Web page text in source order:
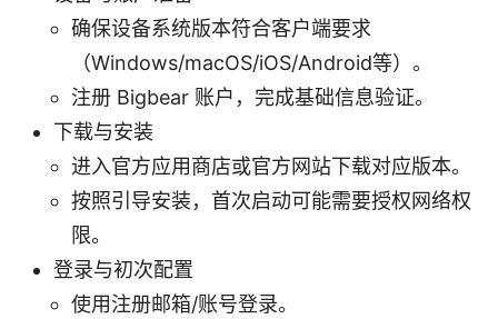
确保设备系统版本符合客户端要求
（Windows/macOS/iOS/Android等）。
注册 Bigbear 账户，完成基础信息验证。
下载与安装
进入官方应用商店或官方网站下载对应版本。
按照引导安装，首次启动可能需要授权网络权
限。
登录与初次配置
使用注册邮箱/账号登录。